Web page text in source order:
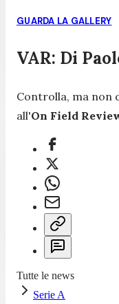
GUARDA LA GALLERY
VAR: Di
Controlla, ma non
all'On Field
Tutte le news
Serie A